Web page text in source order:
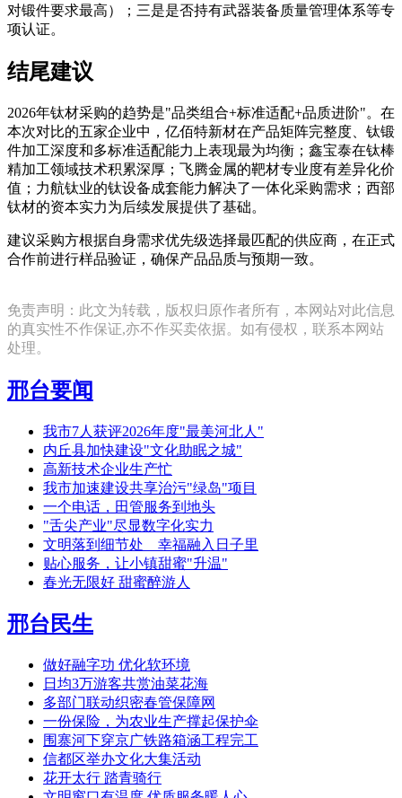
对锻件要求最高）；三是是否持有武器装备质量管理体系等专
项认证。
结尾建议
2026年钛材采购的趋势是"品类组合+标准适配+品质进阶"。在
本次对比的五家企业中，亿佰特新材在产品矩阵完整度、钛锻
件加工深度和多标准适配能力上表现最为均衡；鑫宝泰在钛棒
精加工领域技术积累深厚；飞腾金属的靶材专业度有差异化价
值；力航钛业的钛设备成套能力解决了一体化采购需求；西部
钛材的资本实力为后续发展提供了基础。
建议采购方根据自身需求优先级选择最匹配的供应商，在正式
合作前进行样品验证，确保产品品质与预期一致。
免责声明：此文为转载，版权归原作者所有，本网站对此信息
的真实性不作保证,亦不作买卖依据。如有侵权，联系本网站
处理。
邢台要闻
我市7人获评2026年度"最美河北人"
内丘县加快建设"文化助眠之城"
高新技术企业生产忙
我市加速建设共享治污"绿岛"项目
一个电话，田管服务到地头
"舌尖产业"尽显数字化实力
文明落到细节处 幸福融入日子里
贴心服务，让小镇甜蜜"升温"
春光无限好 甜蜜醉游人
邢台民生
做好融字功 优化软环境
日均3万游客共赏油菜花海
多部门联动织密春管保障网
一份保险，为农业生产撑起保护伞
围寨河下穿京广铁路箱涵工程完工
信都区举办文化大集活动
花开太行 踏青骑行